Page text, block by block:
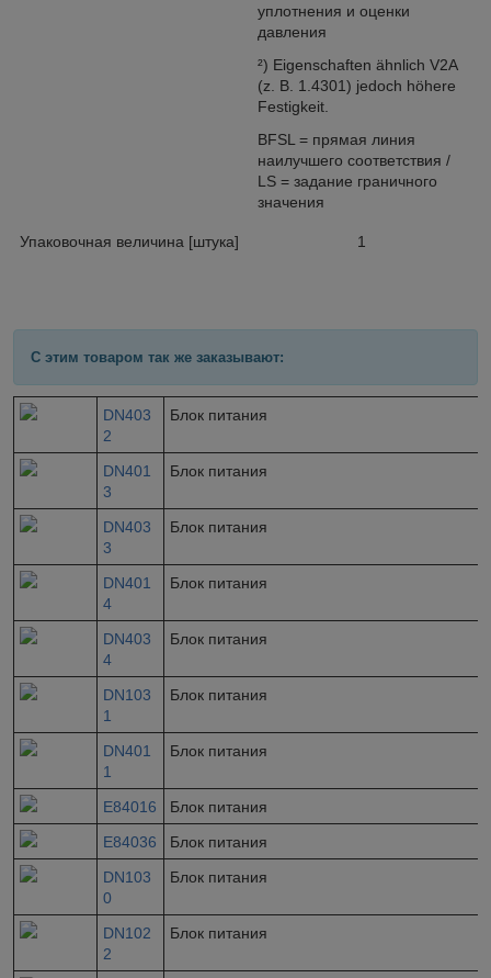
уплотнения и оценки
давления
²) Eigenschaften ähnlich V2A
(z. B. 1.4301) jedoch höhere
Festigkeit.
BFSL = прямая линия
наилучшего соответствия /
LS = задание граничного
значения
Упаковочная величина [штука] 1
С этим товаром так же заказывают:
DN403
2
Блок питания
DN401
3
Блок питания
DN403
3
Блок питания
DN401
4
Блок питания
DN403
4
Блок питания
DN103
1
Блок питания
DN401
1
Блок питания
E84016
Блок питания
E84036
Блок питания
DN103
0
Блок питания
DN102
2
Блок питания